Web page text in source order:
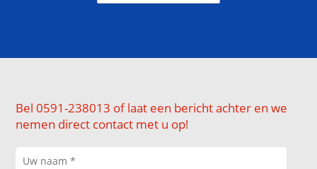
Bel 0591-238013 of laat een bericht achter en we
nemen direct contact met u op!